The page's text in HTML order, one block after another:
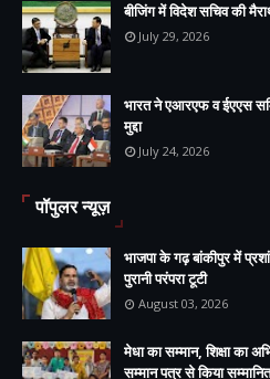
बीजिंग में विदेश सचिव की
July 29, 2026
भारत ने एआरएफ व ईएएस
मुद्दा
July 24, 2026
पॉपुलर न्यूज़
भाजपा के गढ़ बांकीपुर में
पुरानी परंपरा टूटी
August 03, 2026
मेधा का सम्मान, शिक्षा का
सम्मान पत्र से किया सम्मानित